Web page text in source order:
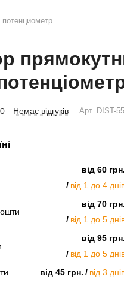
0 Немає відгуків Арт. DIST-
від 60 грн.
від 1 до 4
від 70 грн.
від 1 до 5
від 95 грн.
від 1 до 5
від 45 грн.
від 3